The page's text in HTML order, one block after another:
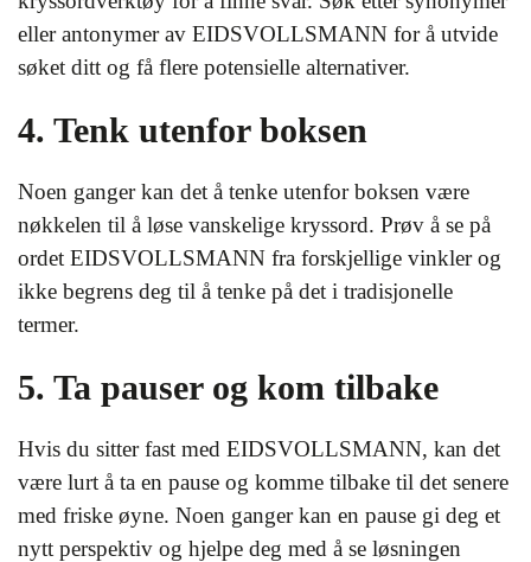
eller antonymer av EIDSVOLLSMANN for å utvide
søket ditt og få flere potensielle alternativer.
4. Tenk utenfor boksen
Noen ganger kan det å tenke utenfor boksen være
nøkkelen til å løse vanskelige kryssord. Prøv å se på
ordet EIDSVOLLSMANN fra forskjellige vinkler og
ikke begrens deg til å tenke på det i tradisjonelle
termer.
5. Ta pauser og kom tilbake
Hvis du sitter fast med EIDSVOLLSMANN, kan det
være lurt å ta en pause og komme tilbake til det senere
med friske øyne. Noen ganger kan en pause gi deg et
nytt perspektiv og hjelpe deg med å se løsningen